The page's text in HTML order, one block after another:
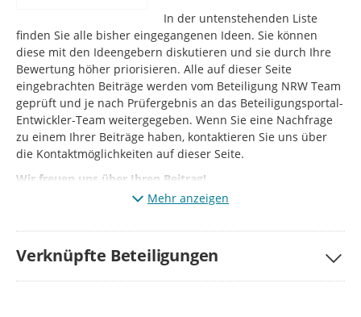
In der untenstehenden Liste
finden Sie alle bisher eingegangenen Ideen. Sie können
diese mit den Ideengebern diskutieren und sie durch Ihre
Bewertung höher priorisieren. Alle auf dieser Seite
eingebrachten Beiträge werden vom Beteiligung NRW Team
geprüft und je nach Prüfergebnis an das Beteiligungsportal-
Entwickler-Team weitergegeben. Wenn Sie eine Nachfrage
zu einem Ihrer Beiträge haben, kontaktieren Sie uns über
die Kontaktmöglichkeiten auf dieser Seite.
Wir freuen uns über Ihren Beitrag!
Mehr anzeigen
Verknüpfte Beteiligungen